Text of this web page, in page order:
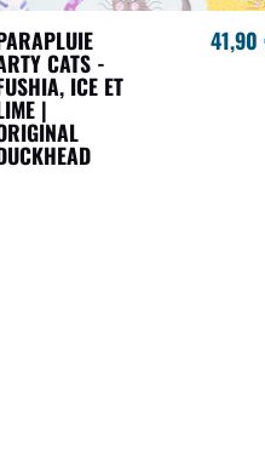
CATS -
ICE ET
|